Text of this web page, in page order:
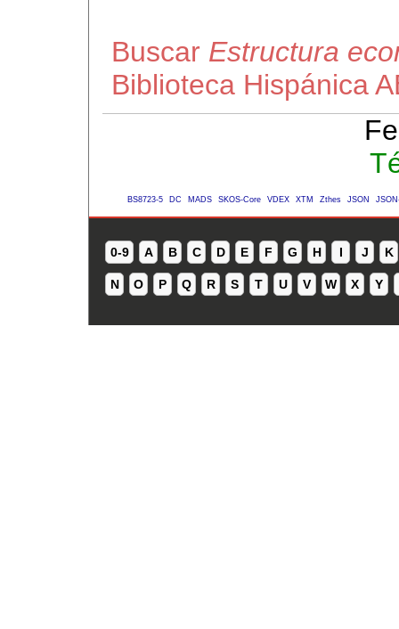
Buscar Estructura
Biblioteca Hispánica
BS8723-5 DC MADS SKOS-Core VDEX XTM Zthes JSON
0-9 A B C D E F G H I J K
N O P Q R S T U V W X Y